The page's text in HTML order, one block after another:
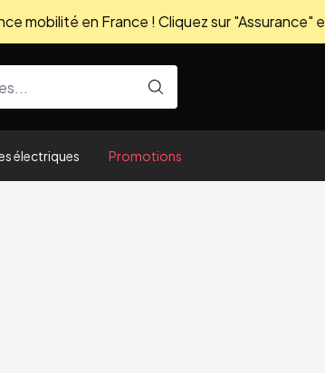
mobilité en France ! Cliquez sur "Assurance"
électriques Promotions